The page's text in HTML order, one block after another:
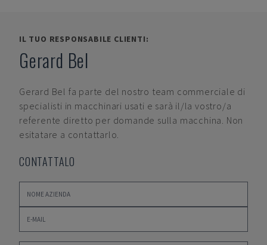
IL TUO RESPONSABILE CLIENTI:
Gerard Bel
Gerard Bel fa parte del nostro team commerciale di
specialisti in macchinari usati e sarà il/la vostro/a
referente diretto per domande sulla macchina. Non
esitatare a contattarlo.
CONTATTALO